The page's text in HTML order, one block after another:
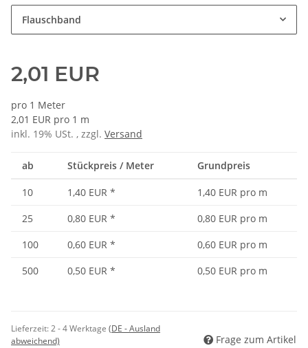
Flauschband
2,01 EUR
pro 1 Meter
2,01 EUR pro 1 m
inkl. 19% USt. , zzgl. Versand
ab Stückpreis / Meter Grundpreis
10 1,40 EUR *
1,40 EUR pro m
25
0,80 EUR *
0,80 EUR pro m
100
0,60 EUR *
0,60 EUR pro m
500
0,50 EUR * 0,50 EUR pro m
Lieferzeit:2 - 4 Werktage (DE - Ausland
abweichend)
Frage zum Artikel